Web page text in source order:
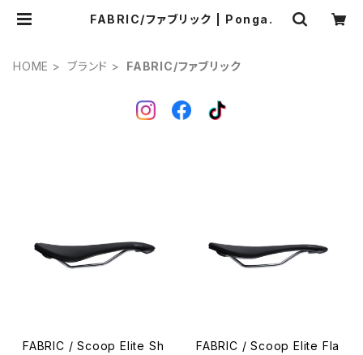
FABRIC/ファブリック | Ponga.
HOME ブランド FABRIC/ファブリック
FABRIC / Scoop Elite Sh
FABRIC / Scoop Elite Fla